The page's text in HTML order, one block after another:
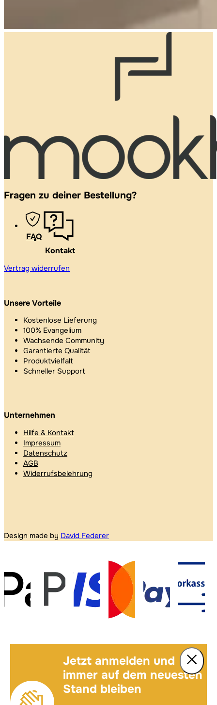
Fragen zu deiner Bestellung?
FAQ
Kontakt
Vertrag widerrufen
Unsere Vorteile
Kostenlose Lieferung
100% Evangelium
Wachsende Community
Garantierte Qualität
Produktvielfalt
Schneller Support
Unternehmen
Hilfe & Kontakt
Impressum
Datenschutz
AGB
Widerrufsbelehrung
Design made by David Federer
Jetzt anmelden und
immer auf dem neuesten
Stand bleiben